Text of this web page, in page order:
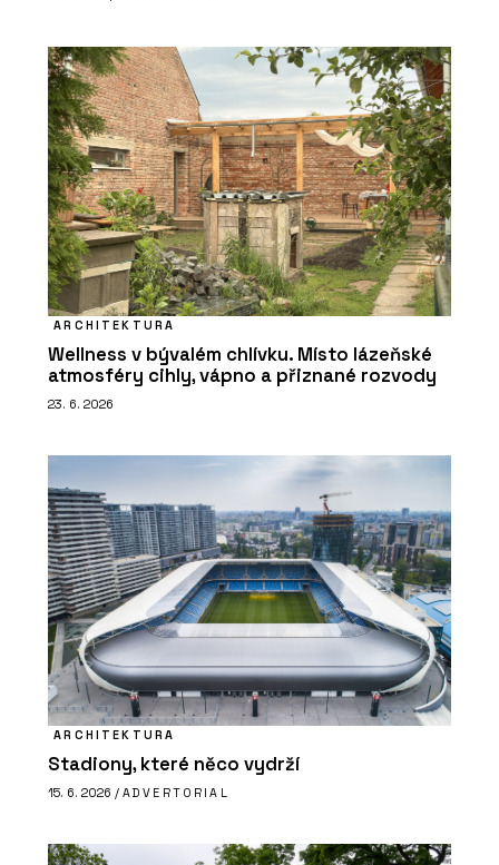
ARCHITEKTURA
Wellness v bývalém chlívku. Místo lázeňské
atmosféry cihly, vápno a přiznané rozvody
23. 6. 2026
ARCHITEKTURA
Stadiony, které něco vydrží
15. 6. 2026 / ADVERTORIAL